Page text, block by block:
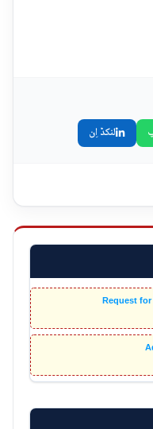
Request for
لنکڈ اِن